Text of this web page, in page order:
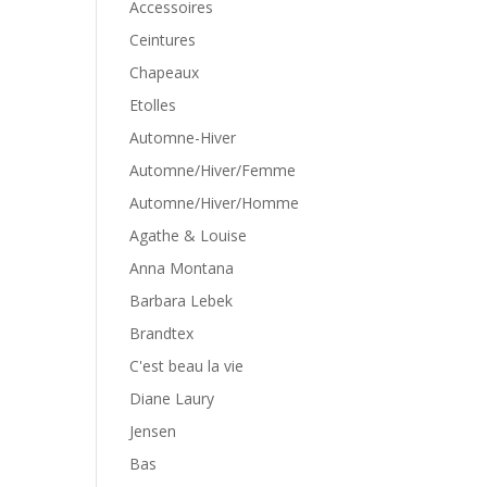
Accessoires
Ceintures
Chapeaux
Etolles
Automne-Hiver
Automne/Hiver/Femme
Automne/Hiver/Homme
Agathe & Louise
Anna Montana
Barbara Lebek
Brandtex
C'est beau la vie
Diane Laury
Jensen
Bas